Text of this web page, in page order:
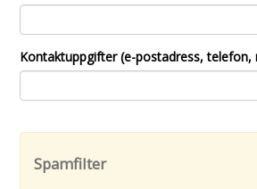
Kontaktuppgifter (e-postadress, telefon,
Spamfilter